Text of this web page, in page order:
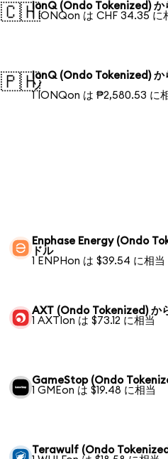
🇨🇭IonQ (Ondo Tokenized) か
1 IONQon は CHF 34.35 に
🇵🇭IonQ (Ondo Tokenized) か
ソ
1 IONQon は ₱2,580.53 に
Enphase Energy (Ondo
ドル
1 ENPHon は $39.54 に相当
AXT (Ondo Tokenized) か
1 AXTIon は $73.12 に相当
GameStop (Ondo
1 GMEon は $19.48 に相当
Terawulf (Ondo